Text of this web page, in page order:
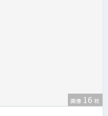
画像 16 枚